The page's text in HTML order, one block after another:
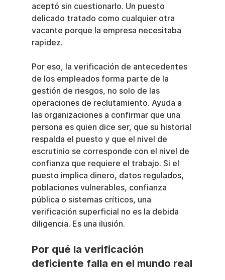
aceptó sin cuestionarlo. Un puesto
delicado tratado como cualquier otra
vacante porque la empresa necesitaba
rapidez.
Por eso, la verificación de antecedentes
de los empleados forma parte de la
gestión de riesgos, no solo de las
operaciones de reclutamiento. Ayuda a
las organizaciones a confirmar que una
persona es quien dice ser, que su historial
respalda el puesto y que el nivel de
escrutinio se corresponde con el nivel de
confianza que requiere el trabajo. Si el
puesto implica dinero, datos regulados,
poblaciones vulnerables, confianza
pública o sistemas críticos, una
verificación superficial no es la debida
diligencia. Es una ilusión.
Por qué la verificación
deficiente falla en el mundo real